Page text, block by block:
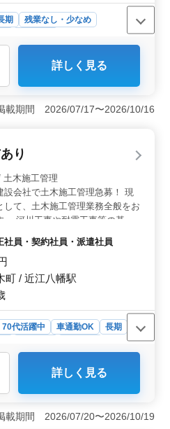
期
残業なし・少なめ
整備士
＞ 年収400万〜520万円の魅
当全額支給、さらに賞与も年2
災・健康・厚生などの福利厚
、ベテランメカニックも活
応を担当し、車の引き取りや
豊富な方々が活躍できる環境
ア世代も歓迎する働きやす
躍できる環境であり、無料
、通勤もストレスなく行え
日数や、シフト制の休日な
います。さらに、シフト制
などの長期休暇も取得でき
スも充実させられます。
詳しく見る
載期間 2026/07/17〜2026/10/16
り
工管理 / 土木施工管理
設会社で土木施工管理急募！ 現
して、土木施工管理業務全般をお
。 河川工事や耐震工事等の基礎
容 ・工事の進捗管理、コスト
管理、品質管理 ・発注者との打
積算 ・職人、資材の手配 ・施工
修正 ・書類作成、近隣住民対
があります。 ※年間休日129日
現在50歳以上のベテランも活
員・契約社員・派遣社員
町 / 近江八幡駅
70代活躍中 車通勤OK
長期
た福利厚生＞ 年収500万円〜
に加え、年2回の賞与制度が
遇が期待できます。また、社
詳しく見る
載期間 2026/07/20〜2026/10/19